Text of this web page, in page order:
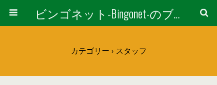
ビンゴネット-Bingonet-のブログ
カテゴリー › スタッフ